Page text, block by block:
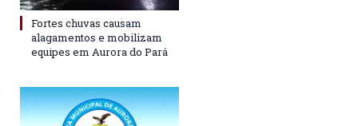
Fortes chuvas causam
alagamentos e mobilizam
equipes em Aurora do Pará